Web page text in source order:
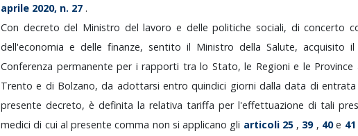
aprile 2020, n. 27 .
Con decretodel Ministro dellavoro e dellepolitiche sociali, diconcerto
dell'economia e delle finanze, sentito il Ministro della Salute, acquisito il
Conferenza permanente per i rapporti tra lo Stato, le Regioni e le Province
Trentoe di Bolzano,da adottarsientroquindici giornidalladata di
presente decreto, è definita la relativa tariffa per l'effettuazione di tali
medicidi cui alpresentecomma non siapplicano gli articoli 25 , 39 , 40e 41